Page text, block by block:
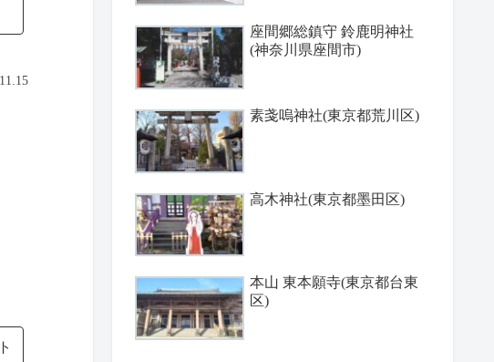
座間郷総鎮守 鈴鹿明神社
(神奈川県座間市)
素戔嗚神社(東京都荒川区)
高木神社(東京都墨田区)
本山 東本願寺(東京都台東
区)